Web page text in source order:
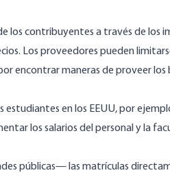
los contribuyentes a través de los
Los proveedores pueden
encontrar maneras de proveer los
en los EEUU, por
los salarios del personal y la
públicas— las matrículas